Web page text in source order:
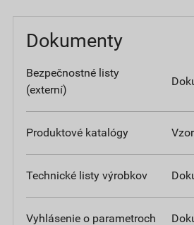
Dokumenty
Bezpečnostné listy
(externí)
Produktové katalógy
Technické listy výrobkov
Vyhlásenie o parametroch